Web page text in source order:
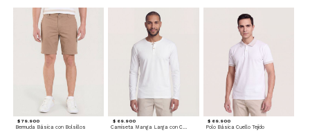
$ 79.900
Bermuda Básica con Bolsillos
$ 69.900
Camiseta Manga Larga con Cuello Henley
$ 69.900
Polo Básica Cuello Tejido